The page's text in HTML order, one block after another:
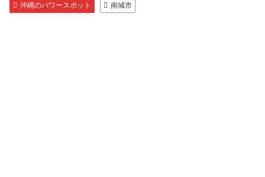
沖縄のパワースポット 南城市